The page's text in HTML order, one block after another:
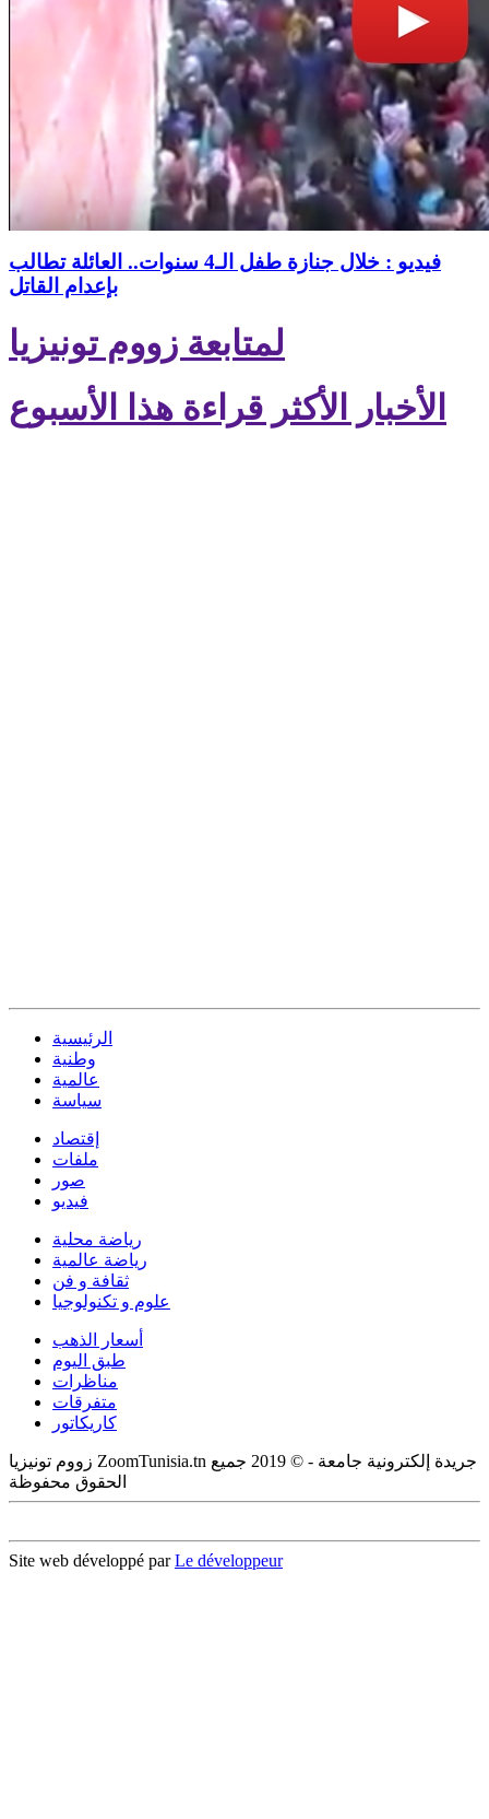
فيديو : خلال جنازة طفل الـ4 سنوات.. العائلة تطالب
بإعدام القاتل
لمتابعة زووم تونيزيا
الأخبار الأكثر قراءة هذا الأسبوع
الرئيسية
وطنية
عالمية
سياسة
إقتصاد
ملفات
صور
فيديو
رياضة محلية
رياضة عالمية
ثقافة و فن
علوم و تكنولوجيا
أسعار الذهب
طبق اليوم
مناظرات
متفرقات
كاريكاتور
زووم تونيزيا ZoomTunisia.tn جريدة إلكترونية جامعة - © 2019 جميع
الحقوق محفوظة
Site web développé parLe développeur